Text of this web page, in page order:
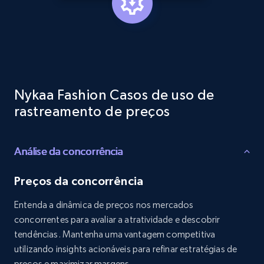
Etsy - Collects data from shop's URL
URL, Product id, Listing inventory id, Title, Rating,
price, and more.
1.9K+ 322+
Amazon products search
Asin, URL, Name, Sponsored, Initial price, Final
Nykaa Fashion Casos de uso de
rastreamento de preços
Análise da concorrência
Preços da concorrência
Entenda a dinâmica de preços nos mercados
concorrentes para avaliar a atratividade e descobrir
tendências. Mantenha uma vantagem competitiva
utilizando insights acionáveis para refinar estratégias de